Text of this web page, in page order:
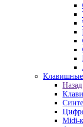
Назад
Midi-